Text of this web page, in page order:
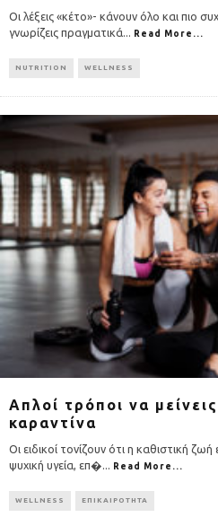
Οι λέξεις «κέτο»- κάνουν όλο και πιο
γνωρίζεις πραγματικά... Read More...
NUTRITION WELLNESS
Απλοί τρόποι να
καραντίνα
Οι ειδικοί τονίζουν ότι η καθιστική
ψυχική υγεία, επ�... Read More...
WELLNESS ΕΠΙΚΑΙΡΟΤΗΤΑ